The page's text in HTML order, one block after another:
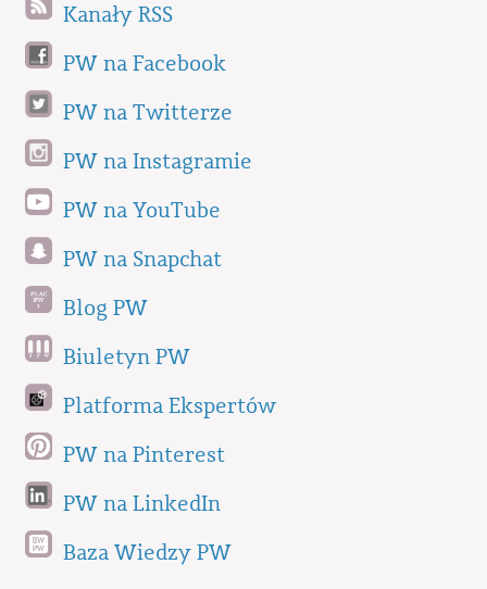
Kanały RSS
PW na Facebook
PW na Twitterze
PW na Instagramie
PW na YouTube
PW na Snapchat
Blog PW
Biuletyn PW
Platforma Ekspertów
PW na Pinterest
PW na LinkedIn
Baza Wiedzy PW